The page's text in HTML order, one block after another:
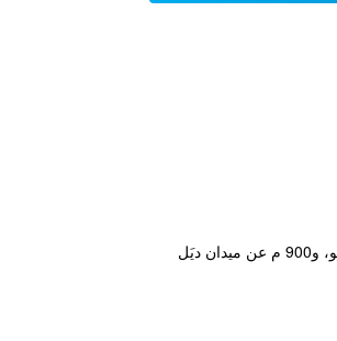
يتمتع مكان إقامة "Piazza Cavour Suite" بموقع جيد في حي Vaticano Prati في روما حيث يبعد مسافة 1 كم عن ساحة نافونا، و900 م عن لى بانتو، و900 م عن ميدان ديَل